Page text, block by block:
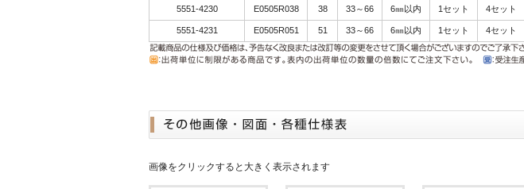
5551-4230 E0505R038
5551-4231 E0505R051
38 33～66 6㎜以内 1セット 4セット
51 33～66 6㎜以内 1セット 4セット
画像をクリックすると大きく表示されます